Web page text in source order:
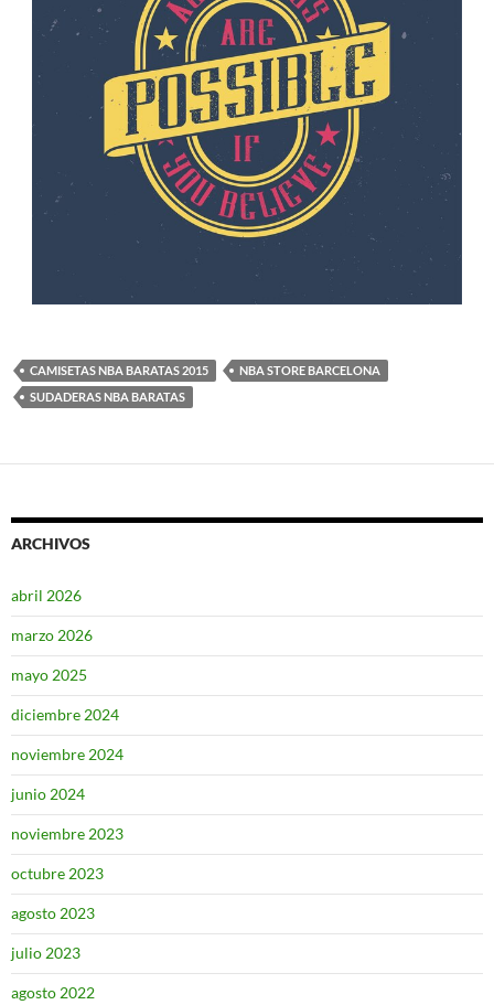
CAMISETAS NBA BARATAS 2015
NBA STORE BARCELONA
SUDADERAS NBA BARATAS
ARCHIVOS
abril 2026
marzo 2026
mayo 2025
diciembre 2024
noviembre 2024
junio 2024
noviembre 2023
octubre 2023
agosto 2023
julio 2023
agosto 2022